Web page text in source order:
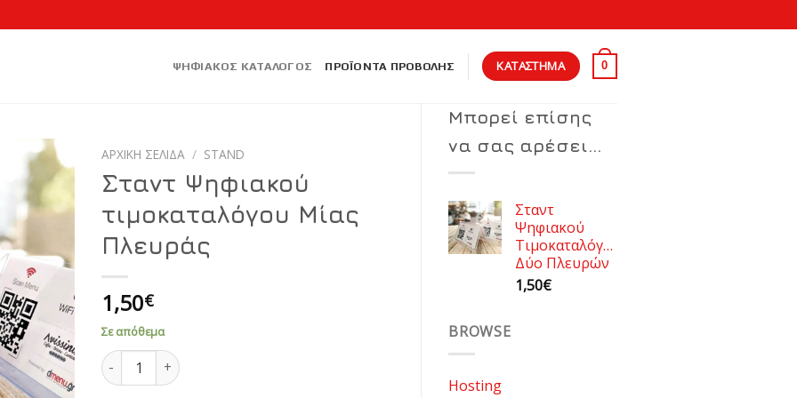
ΨΗΦΙΑΚΟΣ ΚΑΤΑΛΟΓΟΣ ΠΡΟΪΟΝΤΑ ΠΡΟΒΟΛΗΣ ΚΑΤΑΣΤΗΜΑ 0
Μπορεί επίσης
να σας αρέσει…
Σταντ
Ψηφιακού
Τιμοκαταλόγου
Δύο Πλευρών
1,50€
BROWSE
Hosting
ΑΡΧΙΚΉ ΣΕΛΊΔΑ / STAND
Σταντ Ψηφιακού
τιμοκαταλόγου Μίας
Πλευράς
1,50€
Σε απόθεμα
Σταντ Ψηφιακού τιμοκαταλόγου Μίας Πλευράς ποσότητα